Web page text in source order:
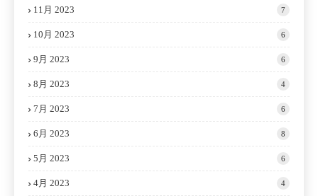
11月 2023 7
10月 2023 6
9月 2023 6
8月 2023 4
7月 2023 6
6月 2023 8
5月 2023 6
4月 2023 4